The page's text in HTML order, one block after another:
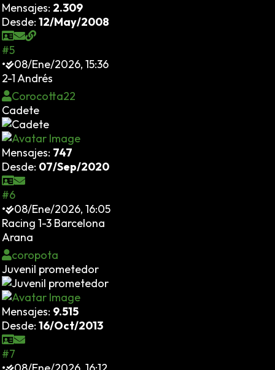
Mensajes: 2.309
Desde: 12/May/2008
#5
•
08/Ene/2026, 15:36
2-1 Andrés
Corocotta22
Cadete
Mensajes: 747
Desde: 07/Sep/2020
#6
•
08/Ene/2026, 16:05
Racing 1-3 Barcelona
Arana
coropota
Juvenil prometedor
Mensajes: 9.515
Desde: 16/Oct/2013
#7